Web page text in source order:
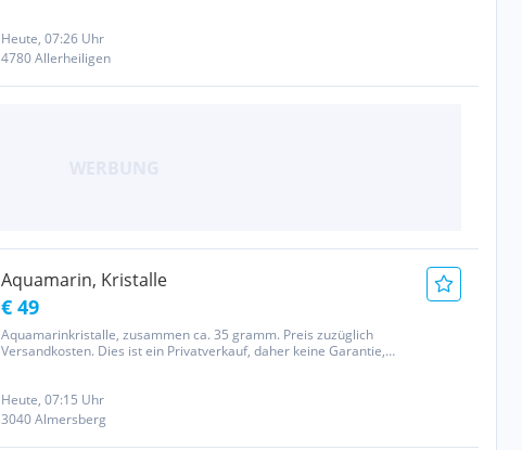
Heute, 07:26 Uhr
4780 Allerheiligen
Aquamarin, Kristalle
€ 49
Aquamarinkristalle, zusammen ca. 35 gramm. Preis zuzüglich
Versandkosten. Dies ist ein Privatverkauf, daher keine Garantie,
stetigen...
Heute, 07:15 Uhr
3040 Almersberg